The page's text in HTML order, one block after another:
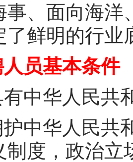
事、面向海
了鲜明的行业
员基本条件
有中华人民共
护中华人民
制度，政治立